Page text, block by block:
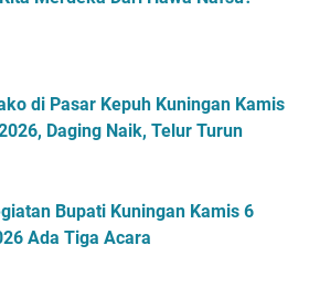
di Pasar Kepuh Kuningan Kamis
Daging Naik, Telur Turun
Bupati Kuningan Kamis 6
Ada Tiga Acara